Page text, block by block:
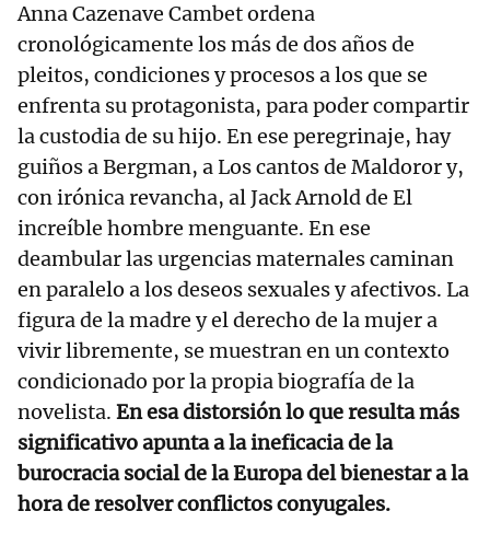
Anna Cazenave Cambet ordena
cronológicamente los más de dos años de
pleitos, condiciones y procesos a los que se
enfrenta su protagonista, para poder compartir
la custodia de su hijo. En ese peregrinaje, hay
guiños a Bergman, a Los cantos de Maldoror y,
con irónica revancha, al Jack Arnold de El
increíble hombre menguante. En ese
deambular las urgencias maternales caminan
en paralelo a los deseos sexuales y afectivos. La
figura de la madre y el derecho de la mujer a
vivir libremente, se muestran en un contexto
condicionado por la propia biografía de la
novelista. En esa distorsión lo que resulta más
significativo apunta a la ineficacia de la
burocracia social de la Europa del bienestar a la
hora de resolver conflictos conyugales.